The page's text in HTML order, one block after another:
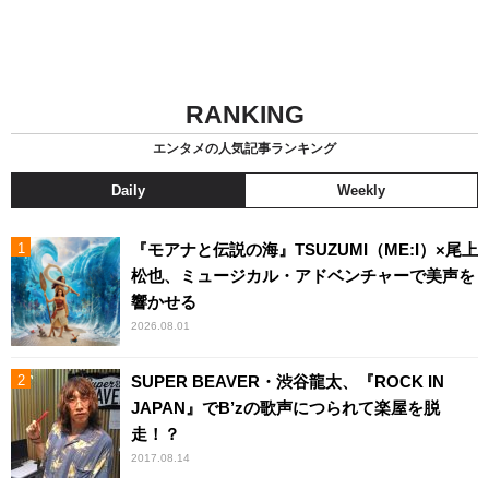
RANKING
エンタメの人気記事ランキング
Daily Weekly
『モアナと伝説の海』TSUZUMI（ME:I）×尾上
松也、ミュージカル・アドベンチャーで美声を
響かせる
2026.08.01
SUPER BEAVER・渋谷龍太、『ROCK IN
JAPAN』でB’zの歌声につられて楽屋を脱
走！？
2017.08.14